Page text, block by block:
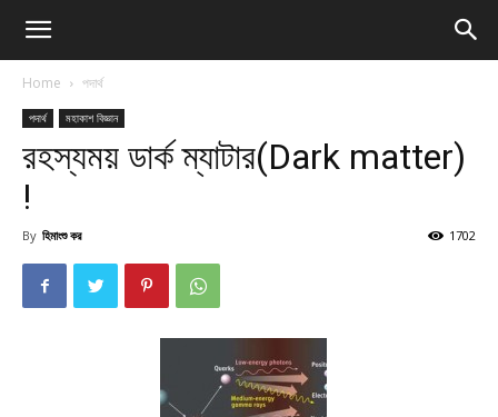
Home পদার্থ
পদার্থ মহাকাশ বিজ্ঞান
রহস্যময় ডার্ক ম্যাটার(Dark matter)
!
By হিমাংশু কর 1702